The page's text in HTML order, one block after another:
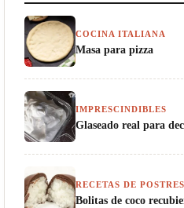
COCINA ITALIANA
Masa para pizza
IMPRESCINDIBLES
Glaseado real para
RECETAS DE POSTRES
Bolitas de coco